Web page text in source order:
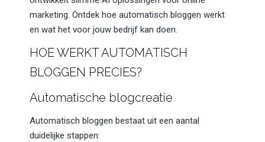
marketing. Ontdek hoe automatisch bloggen werkt
en wat het voor jouw bedrijf kan doen.
HOE WERKT AUTOMATISCH
BLOGGEN PRECIES?
Automatische blogcreatie
Automatisch bloggen bestaat uit een aantal
duidelijke stappen: